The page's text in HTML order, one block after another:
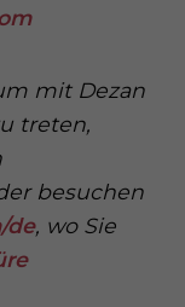
mit Dezan
treten,
besuchen
de, wo Sie